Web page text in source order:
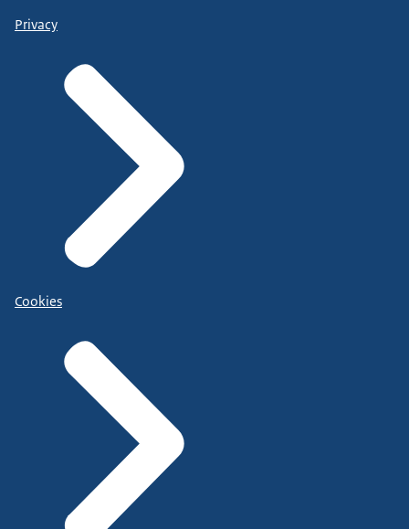
Privacy
Cookies